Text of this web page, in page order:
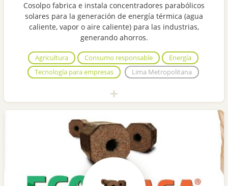
Cosolpo fabrica e instala concentradores parabólicos
solares para la generación de energía térmica (agua
caliente, vapor o aire caliente) para las industrias,
generando ahorros.
Agricultura Consumo responsable
Energía
Tecnología para empresas
Lima Metropolitana